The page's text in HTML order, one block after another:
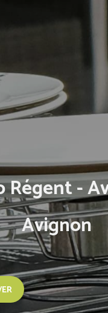
Régent -
Avignon